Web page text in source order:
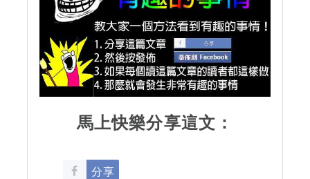
馬上快樂分享這文：
分享